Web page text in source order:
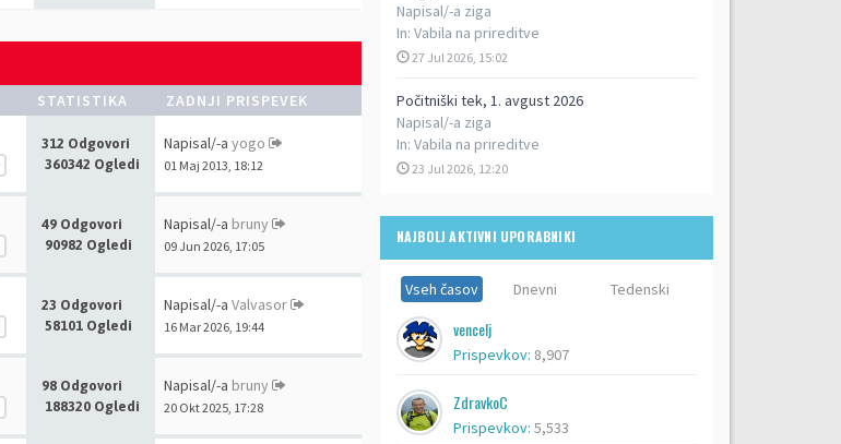
Napisal/-a ziga
In: Vabila na prireditve
27 Jul 2026, 15:02
Počitniški tek, 1. avgust 2026
Napisal/-a ziga
In: Vabila na prireditve
23 Jul 2026, 12:20
NAJBOLJ AKTIVNI UPORABNIKI
Vseh časov Dnevni Tedenski
vencelj
Prispevkov: 8,907
ZdravkoC
Prispevkov: 5,533
STATISTIKA ZADNJI PRISPEVEK
312 Odgovori
360342 Ogledi
Napisal/-a yogo
01 Maj 2013, 18:12
49 Odgovori
90982 Ogledi
Napisal/-a bruny
09 Jun 2026, 17:05
23 Odgovori
58101 Ogledi
Napisal/-a Valvasor
16 Mar 2026, 19:44
98 Odgovori
188320 Ogledi
Napisal/-a bruny
20 Okt 2025, 17:28